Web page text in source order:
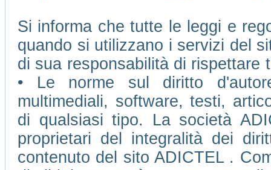
Si informa che tutte le leggi e
quando si utilizzano i servizi del
di sua responsabilità di rispettare
• Le norme sul diritto
multimediali, software, testi,
di qualsiasi tipo. La società
proprietari del integralità dei
contenuto del sito ADICTEL .